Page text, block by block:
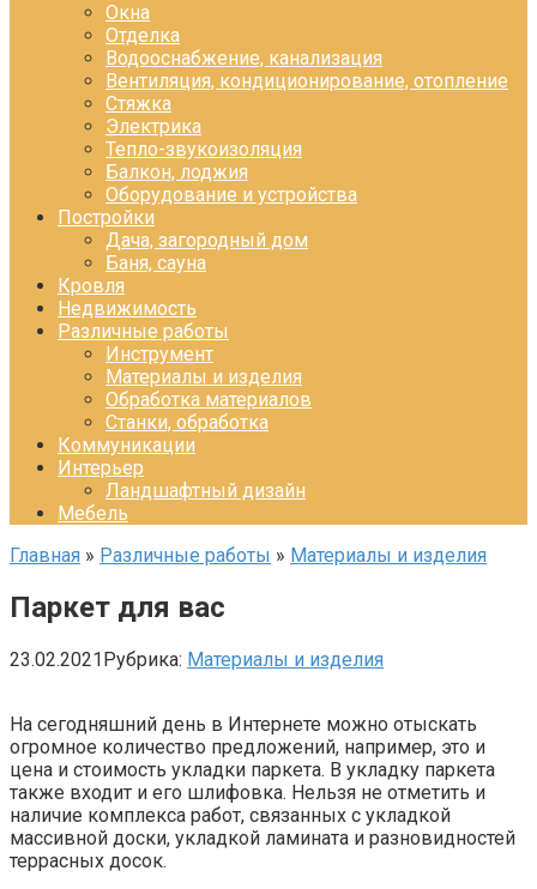
Окна
Отделка
Водооснабжение, канализация
Вентиляция, кондиционирование, отопление
Стяжка
Электрика
Тепло-звукоизоляция
Балкон, лоджия
Оборудование и устройства
Постройки
Дача, загородный дом
Баня, сауна
Кровля
Недвижимость
Различные работы
Инструмент
Материалы и изделия
Обработка материалов
Станки, обработка
Коммуникации
Интерьер
Ландшафтный дизайн
Мебель
Главная » Различные работы » Материалы и изделия
Паркет для вас
23.02.2021Рубрика: Материалы и изделия
На сегодняшний день в Интернете можно отыскать
огромное количество предложений, например, это и
цена и стоимость укладки паркета. В укладку паркета
также входит и его шлифовка. Нельзя не отметить и
наличие комплекса работ, связанных с укладкой
массивной доски, укладкой ламината и разновидностей
террасных досок.